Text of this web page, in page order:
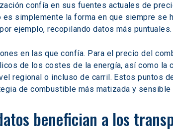
confía en sus fuentes actuales de
simplemente la forma en que siempre se
ejemplo, recopilando datos más puntuales.
en las que confía. Para el precio del
de los costes de la energía, así como la
regional o incluso de carril. Estos puntos
de combustible más matizada y sensible
benefician a los